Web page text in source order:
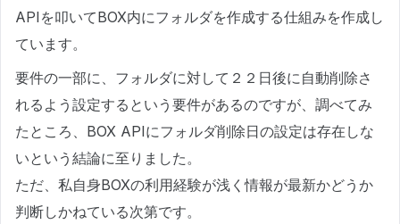
APIを叩いてBOX内にフォルダを作成する仕組みを作成し
ています。
要件の一部に、フォルダに対して２２日後に自動削除さ
れるよう設定するという要件があるのですが、調べてみ
たところ、BOX APIにフォルダ削除日の設定は存在しな
いという結論に至りました。
ただ、私自身BOXの利用経験が浅く情報が最新かどうか
判断しかねている次第です。